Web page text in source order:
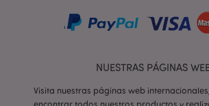
NUESTRAS PÁGINAS
Visita nuestras páginas web